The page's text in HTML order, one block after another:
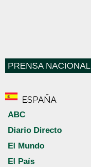
PRENSA NACIONAL
ESPAÑA
ABC
Diario Directo
El Mundo
El País